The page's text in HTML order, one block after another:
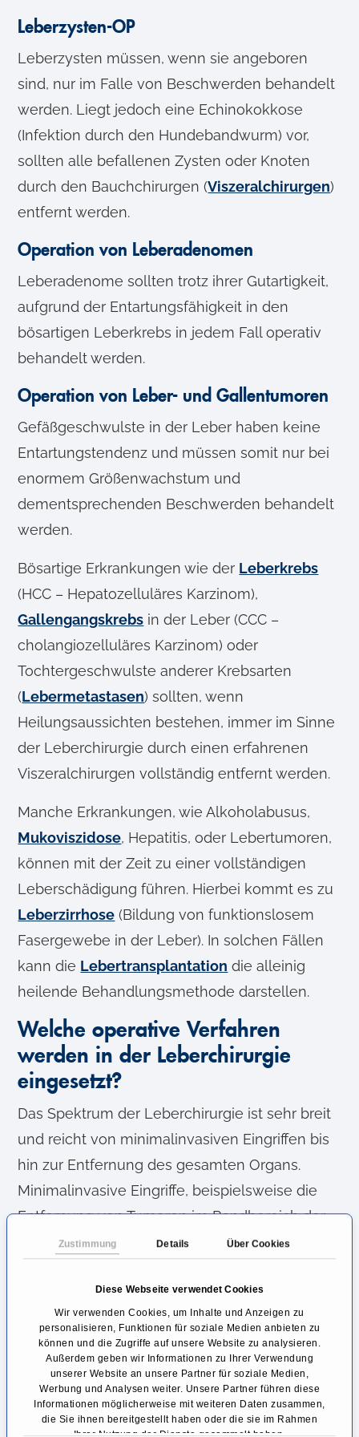
Zustimmung Details Über Cookies
Diese Webseite verwendet Cookies
Wir verwenden Cookies, um Inhalte und Anzeigen zu
personalisieren, Funktionen für soziale Medien anbieten zu
können und die Zugriffe auf unsere Website zu analysieren.
Außerdem geben wir Informationen zu Ihrer Verwendung
unserer Website an unsere Partner für soziale Medien,
Werbung und Analysen weiter. Unsere Partner führen diese
Informationen möglicherweise mit weiteren Daten zusammen,
die Sie ihnen bereitgestellt haben oder die sie im Rahmen
Leberzysten-OP
Leberzysten müssen, wenn sie angeboren
sind, nur im Falle von Beschwerden behandelt
werden. Liegt jedoch eine Echinokokkose
(Infektion durch den Hundebandwurm) vor,
sollten alle befallenen Zysten oder Knoten
durch den Bauchchirurgen (Viszeralchirurgen)
entfernt werden.
Operation von Leberadenomen
Leberadenome sollten trotz ihrer Gutartigkeit,
aufgrund der Entartungsfähigkeit in den
bösartigen Leberkrebs in jedem Fall operativ
behandelt werden.
Operation von Leber- und Gallentumoren
Gefäßgeschwulste in der Leber haben keine
Entartungstendenz und müssen somit nur bei
enormem Größenwachstum und
dementsprechenden Beschwerden behandelt
werden.
Bösartige Erkrankungen wie der Leberkrebs
(HCC – Hepatozelluläres Karzinom),
Gallengangskrebs in der Leber (CCC –
cholangiozelluläres Karzinom) oder
Tochtergeschwulste anderer Krebsarten
(Lebermetastasen) sollten, wenn
Heilungsaussichten bestehen, immer im Sinne
der Leberchirurgie durch einen erfahrenen
Viszeralchirurgen vollständig entfernt werden.
Manche Erkrankungen, wie Alkoholabusus,
Mukoviszidose, Hepatitis, oder Lebertumoren,
können mit der Zeit zu einer vollständigen
Leberschädigung führen. Hierbei kommt es zu
Leberzirrhose (Bildung von funktionslosem
Fasergewebe in der Leber). In solchen Fällen
kann die Lebertransplantation die alleinig
heilende Behandlungsmethode darstellen.
Welche operative Verfahren
werden in der Leberchirurgie
eingesetzt?
Das Spektrum der Leberchirurgie ist sehr breit
und reicht von minimalinvasiven Eingriffen bis
hin zur Entfernung des gesamten Organs.
Minimalinvasive Eingriffe, beispielsweise die
Entfernung von Tumoren im Randbereich der
Leber, können heute endoskopisch
Schnitt in die Bauchdecke notwendig ist. Bei
größeren Erkrankungen oder Defekten wird
eineLeberresektionvorgenommen.
Die Leber wird durch ihre versorgenden
Gefäße in acht anatomisch abgrenzbare